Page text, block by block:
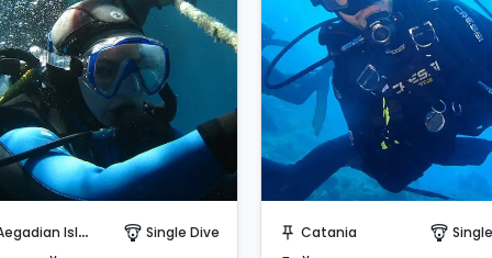
Island paragliding Single Dive push_pin Catania paragliding